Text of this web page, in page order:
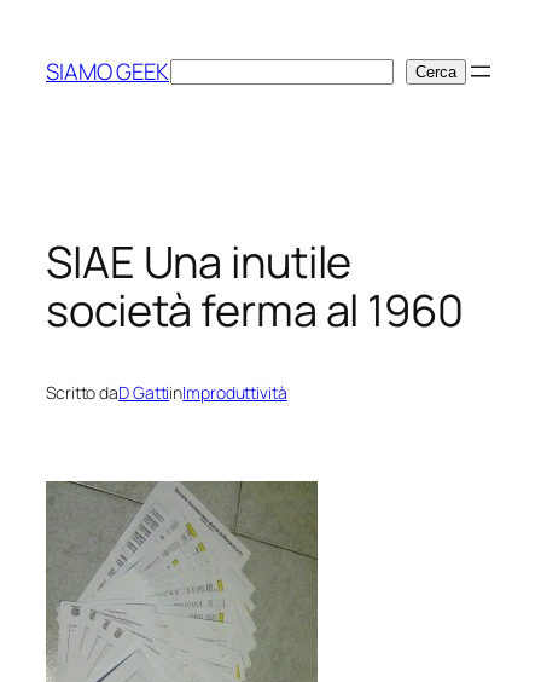
contenuto
SIAMO GEEKCerca Cerca
SIAE Una inutile
società ferma al 1960
Scritto daD GattiinImproduttività